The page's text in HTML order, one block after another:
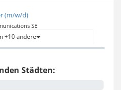
(m/w/d)
SE
+10 andere
Städten: